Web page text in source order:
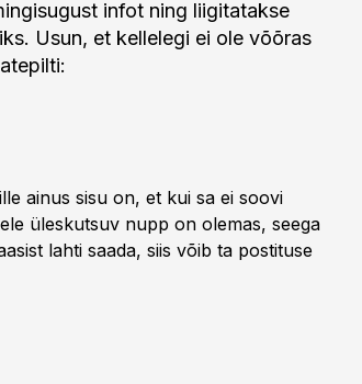
infot ning liigitatakse
Usun, et kellelegi ei ole võõras
ainus sisu on, et kui sa ei soovi
üleskutsuv nupp on olemas, seega
lahti saada, siis võib ta postituse